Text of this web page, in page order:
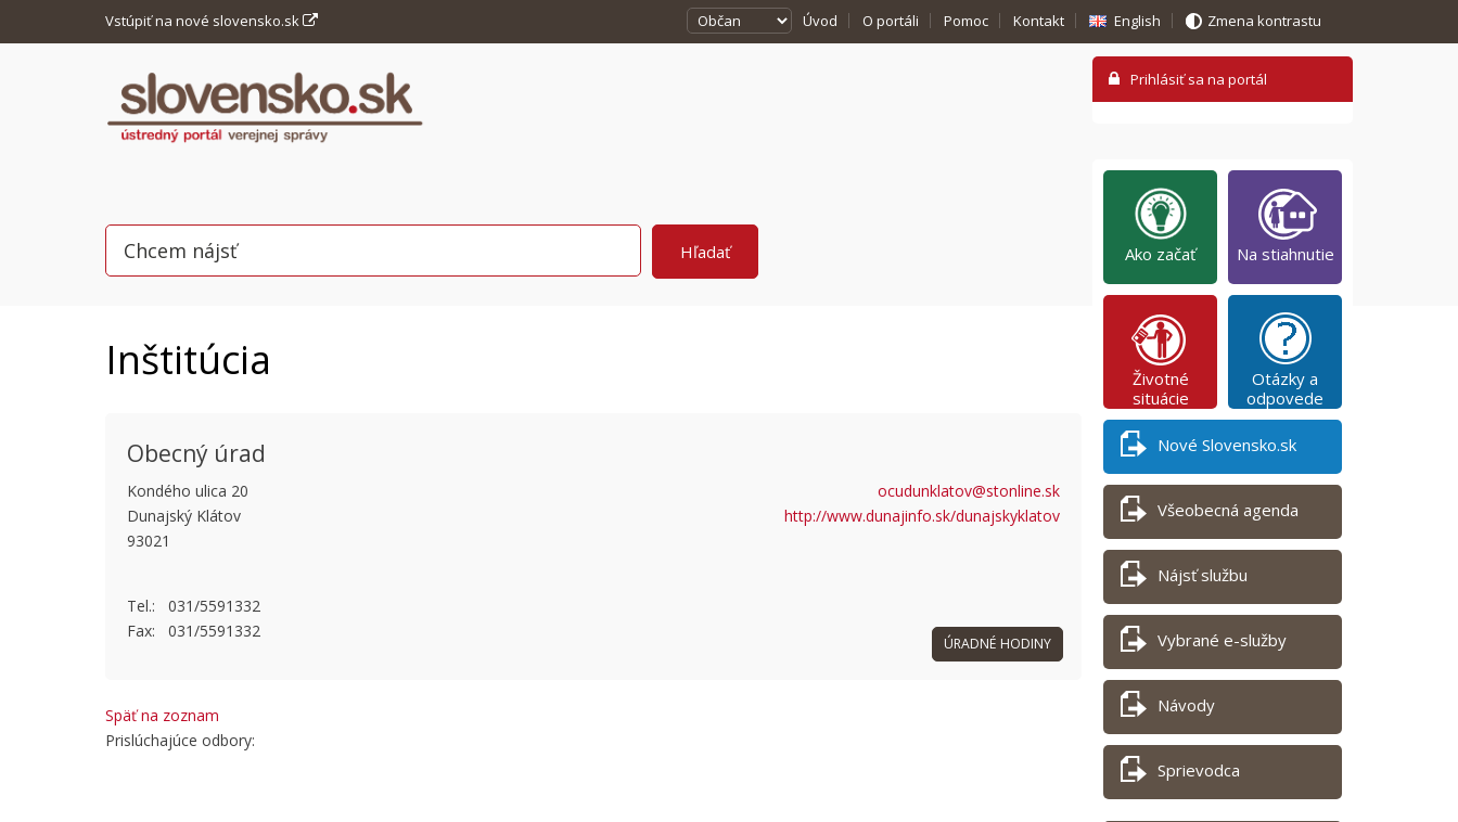
Vstúpiť na nové slovensko.sk Úvod O portáli Pomoc Kontakt English Zmena kontrastu
Inštitúcia
Obecný úrad
Kondého ulica 20
Dunajský Klátov
93021
ocudunklatov@stonline.sk
http://www.dunajinfo.sk/dunajskyklatov
Tel.: 031/5591332
Fax: 031/5591332
ÚRADNÉ HODINY
Späť na zoznam
Prislúchajúce odbory:
Ako začať Na stiahnutie
Životné
situácie
Otázky a
odpovede
Nové Slovensko.sk
Všeobecná agenda
Nájsť službu
Vybrané e-služby
Návody
Sprievodca